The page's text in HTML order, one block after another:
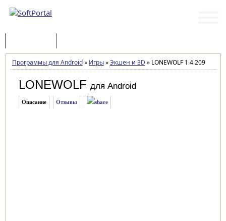
Программы для Android» Игры»Экшен и 3D »LONEWOLF 1.4.209
LONEWOLF для Android
Описание Отзывы